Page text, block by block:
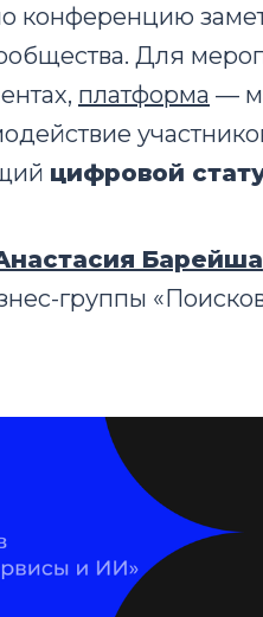
конференцию
Для
платформа —
цифровой
Барейша
группы